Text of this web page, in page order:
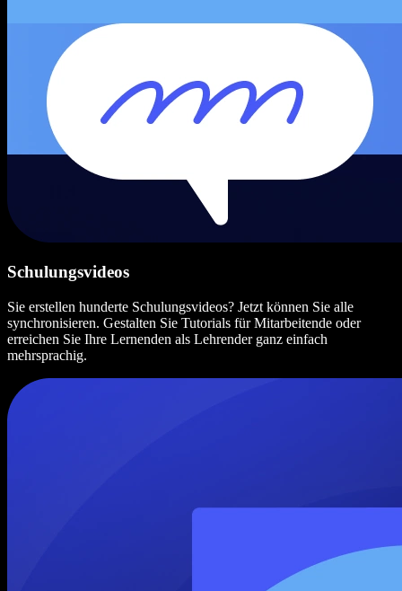
Schulungsvideos
Sie erstellen hunderte Schulungsvideos? Jetzt können Sie alle
synchronisieren. Gestalten Sie Tutorials für Mitarbeitende oder
erreichen Sie Ihre Lernenden als Lehrender ganz einfach
mehrsprachig.